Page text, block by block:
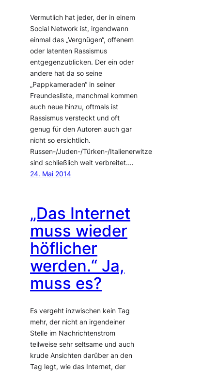
Vermutlich hat jeder, der in einem
Social Network ist, irgendwann
einmal das „Vergnügen“, offenem
oder latenten Rassismus
entgegenzublicken. Der ein oder
andere hat da so seine
„Pappkameraden“ in seiner
Freundesliste, manchmal kommen
auch neue hinzu, oftmals ist
Rassismus versteckt und oft
genug für den Autoren auch gar
nicht so ersichtlich.
Russen-/Juden-/Türken-/Italienerwitze
sind schließlich weit verbreitet.…
24. Mai 2014
„Das Internet
muss wieder
höflicher
werden.“ Ja,
muss es?
Es vergeht inzwischen kein Tag
mehr, der nicht an irgendeiner
Stelle im Nachrichtenstrom
teilweise sehr seltsame und auch
krude Ansichten darüber an den
Tag legt, wie das Internet, der